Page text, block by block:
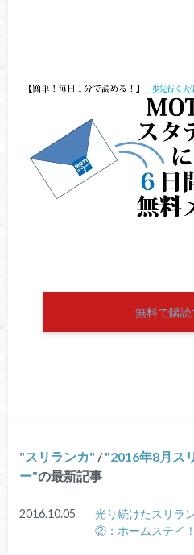
無料で購読
スリランカ / 2016年8月ス
ー の最新記事
2016.10.05
光り続けたスリラ
②：ホームステイ